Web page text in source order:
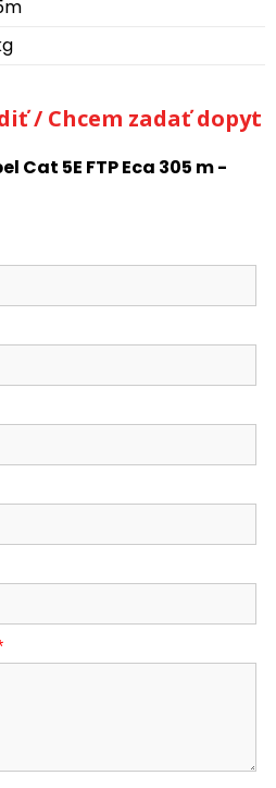
/ Chcem zadať dopyt
Cat 5E FTP Eca 305 m -